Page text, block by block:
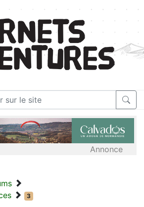
Annonce
3